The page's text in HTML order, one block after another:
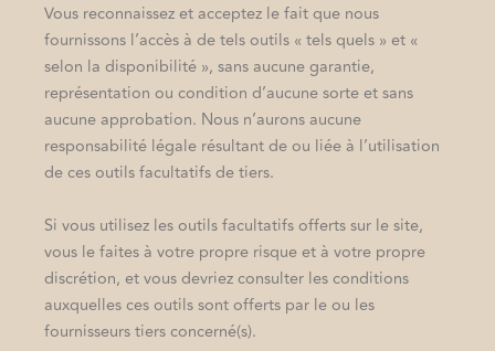
Vous reconnaissez et acceptez le fait que nous
fournissons l’accès à de tels outils « tels quels » et «
selon la disponibilité », sans aucune garantie,
représentation ou condition d’aucune sorte et sans
aucune approbation. Nous n’aurons aucune
responsabilité légale résultant de ou liée à l’utilisation
de ces outils facultatifs de tiers.
Si vous utilisez les outils facultatifs offerts sur le site,
vous le faites à votre propre risque et à votre propre
discrétion, et vous devriez consulter les conditions
auxquelles ces outils sont offerts par le ou les
fournisseurs tiers concerné(s).